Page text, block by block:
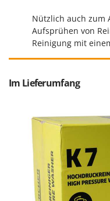
Verdemax
Vesco
W
Waldner
WIDU
Wiper EcoRobot
Wolf Garten
Wortex
Worx
Nützlich auch zum
Aufsprühen von
Reinigung mit
Im Lieferumfang